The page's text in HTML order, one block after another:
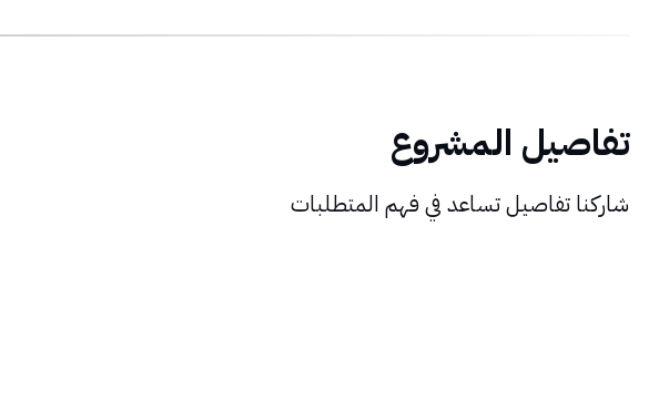
تفاصيل المشروع
شاركنا تفاصيل تساعد في فهم المتطلبات